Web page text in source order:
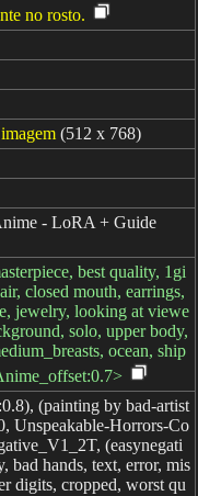
no rosto.
(512 x 768)
- LoRA + Guide
best quality, 1gi
closed mouth, earrings,
jewelry, looking at viewe
solo, upper body,
ocean, ship
(painting by bad-artist
Unspeakable-Horrors-Co
(easynegati
bad hands, text, error, mis
digits, cropped, worst qu